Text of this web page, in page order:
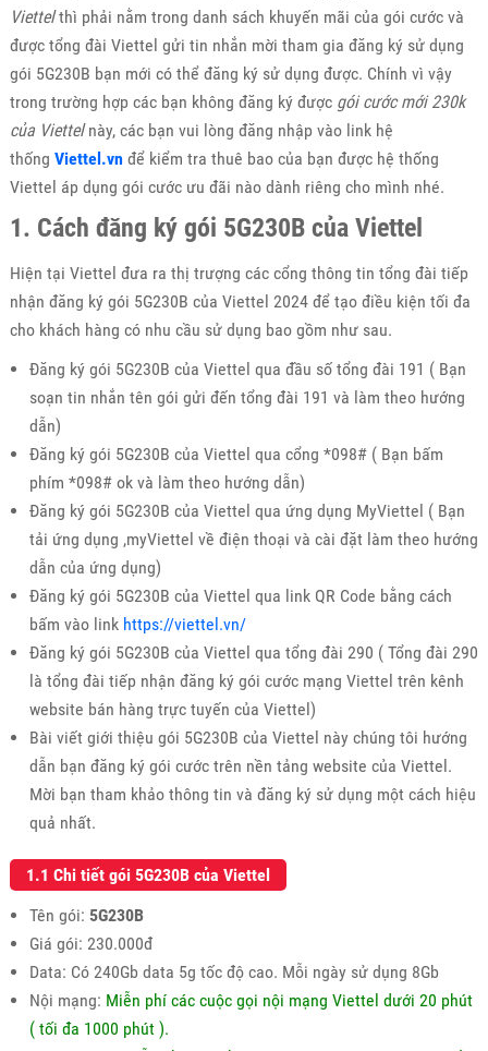
Viettelthì phải nằm trong danh sách khuyến mãi của gói cước và
được tổng đài Viettel gửi tin nhắn mời tham gia đăng ký sử dụng
gói 5G230B bạn mới có thể đăng ký sử dụng được. Chính vì vậy
trong trường hợp các bạn không đăng ký được gói cước mới 230k
của Viettelnày, các bạn vui lòng đăng nhập vào link hệ
thống Viettel.vnđể kiểm tra thuê bao của bạn được hệ thống
Viettel áp dụng gói cước ưu đãi nào dành riêng cho mình nhé.
1. Cách đăng ký gói 5G230B của Viettel
Hiện tại Viettel đưa ra thị trượng các cổng thông tin tổng đài tiếp
nhận đăng ký gói 5G230B của Viettel 2024 để tạo điều kiện tối đa
cho khách hàng có nhu cầu sử dụng bao gồm như sau.
Đăng ký gói 5G230B của Viettel qua đầu số tổng đài 191 ( Bạn
soạn tin nhắn tên gói gửi đến tổng đài 191 và làm theo hướng
dẫn)
Đăng ký gói 5G230B của Viettel qua cổng *098# ( Bạn bấm
phím *098# ok và làm theo hướng dẫn)
Đăng ký gói 5G230B của Viettel qua ứng dụng MyViettel ( Bạn
tải ứng dụng ,myViettel về điện thoại và cài đặt làm theo hướng
dẫn của ứng dụng)
Đăng ký gói 5G230B của Viettel qua link QR Code bằng cách
bấm vào link https://viettel.vn/
Đăng ký gói 5G230B của Viettel qua tổng đài 290 ( Tổng đài 290
là tổng đài tiếp nhận đăng ký gói cước mạng Viettel trên kênh
website bán hàng trực tuyến của Viettel)
Bài viết giới thiệu gói 5G230B của Viettel này chúng tôi hướng
dẫn bạn đăng ký gói cước trên nền tảng website của Viettel.
Mời bạn tham khảo thông tin và đăng ký sử dụng một cách hiệu
quả nhất.
1.1 Chi tiết gói 5G230B của Viettel
Tên gói: 5G230B
Giá gói: 230.000đ
Data: Có 240Gb data 5g tốc độ cao. Mỗi ngày sử dụng 8Gb
Nội mạng: Miễn phí các cuộc gọi nội mạng Viettel dưới 20 phút
( tối đa 1000 phút ).